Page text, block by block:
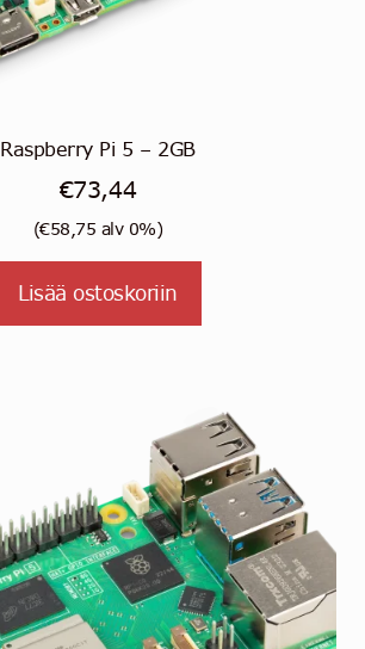
Raspberry Pi 5 – 2GB
€73,44
(€58,75 alv 0%)
Lisää ostoskoriin